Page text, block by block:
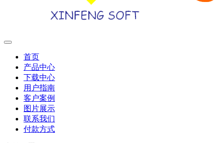
首页
产品中心
下载中心
用户指南
客户案例
图片展示
联系我们
付款方式